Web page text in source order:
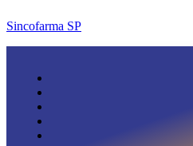
Sincofarma SP